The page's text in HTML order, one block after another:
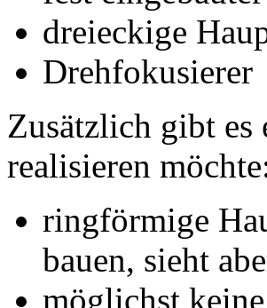
dreieckige
Drehfokusierer
Zusätzlich gibt es
realisieren
ringförmige
bauen, sieht
möglichst